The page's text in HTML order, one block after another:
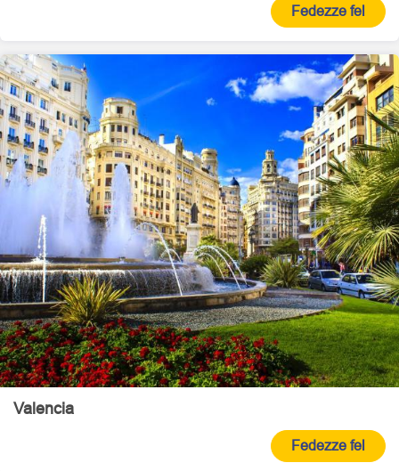
Fedezze fel
Valencia
Fedezze fel